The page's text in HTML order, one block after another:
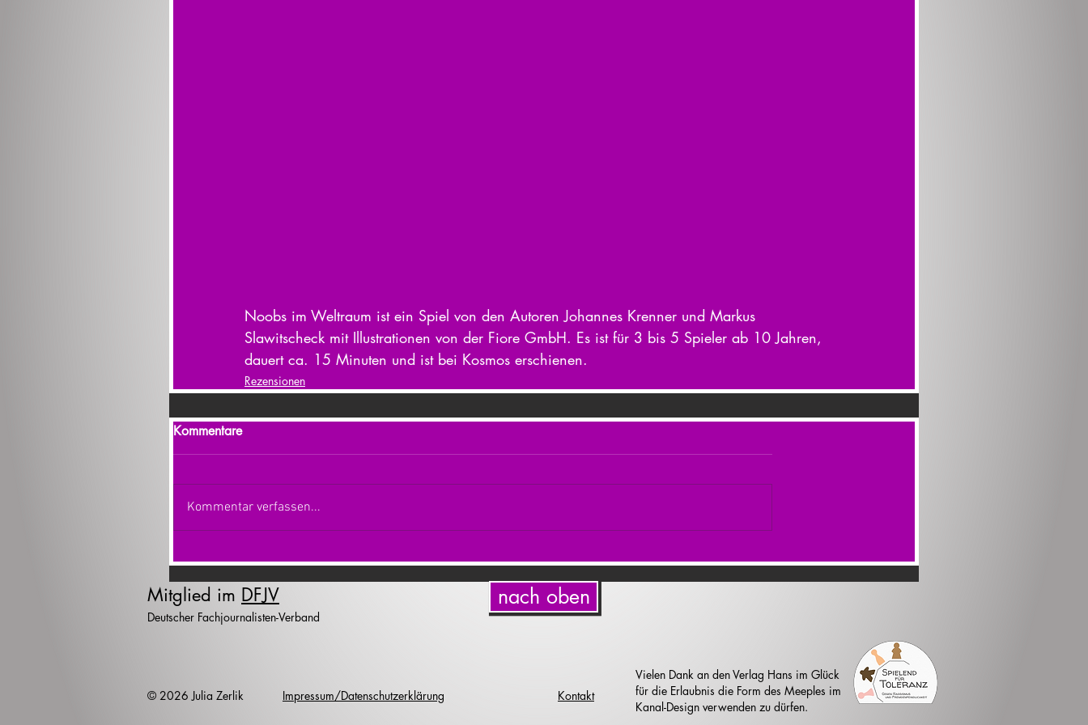
Noobs im Weltraum ist ein Spiel von den Autoren Johannes Krenner und Markus
Slawitscheck mit Illustrationen von der Fiore GmbH. Es ist für 3 bis 5 Spieler ab 10 Jahren,
dauert ca. 15 Minuten und ist bei Kosmos erschienen.
Rezensionen
Kommentare
Kommentar verfassen...
Mitglied im DFJV
Deutscher Fachjournalisten-Verband
nach oben
© 2026 Julia Zerlik Impressum/Datenschutzerklärung Kontakt
Vielen Dank an den Verlag Hans im Glück
für die Erlaubnis die Form des Meeples im
Kanal-Design verwenden zu dürfen.